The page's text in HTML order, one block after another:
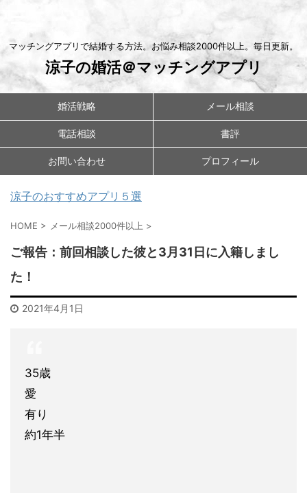
マッチングアプリで結婚する方法。お悩み相談2000件以上。毎日更新。
涼子の婚活＠マッチングアプリ
婚活戦略 メール相談
電話相談 書評
お問い合わせ プロフィール
涼子のおすすめアプリ５選
HOME > メール相談2000件以上 >
ご報告：前回相談した彼と3月31日に入籍しまし
た！
2021年4月1日
35歳
愛
有り
約1年半